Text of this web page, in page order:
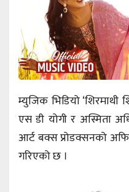
म्युजिक भिडियो
एस डी योगी र अस्मिता
आर्ट बक्स प्रोडक्सनको
गरिएको छ ।